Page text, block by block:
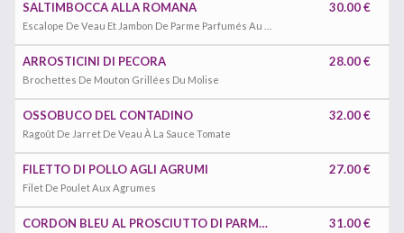
SALTIMBOCCA ALLA ROMANA 30.00 €
ARROSTICINI DI PECORA
Brochettes De Mouton Grillées Du Molise
28.00 €
OSSOBUCO DEL CONTADINO
Ragoût De Jarret De Veau À La Sauce Tomate
32.00 €
FILETTO DI POLLO AGLI AGRUMI
Filet De Poulet Aux Agrumes
27.00 €
CORDON BLEU AL PROSCIUTTO DI PARMA E MOZZARELLA CON SALSA AI FUNGHI 31.00 €